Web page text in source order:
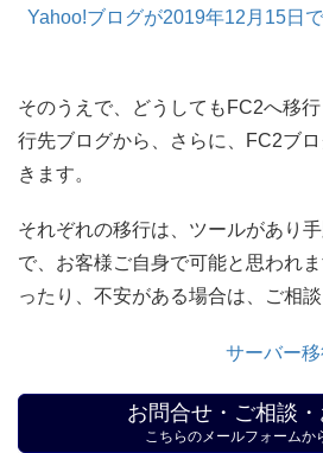
Yahoo!ブログが2019年12月15日
そのうえで、どうしてもFC2へ移
行先ブログから、さらに、FC2ブ
きます。
それぞれの移行は、ツールがあり
で、お客様ご自身で可能と思われ
ったり、不安がある場合は、ご相談
サーバー
お問合せ・ご相談・
こちらのメールフォームか